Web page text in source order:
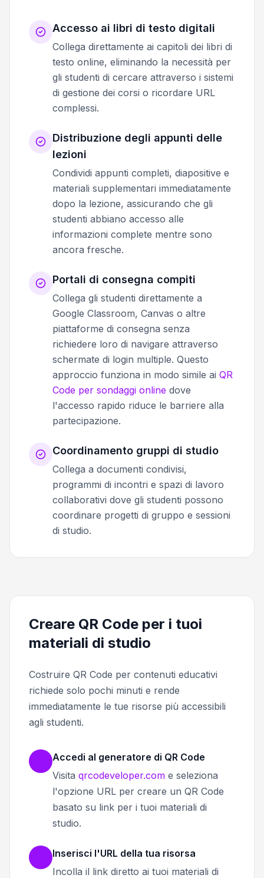
Accesso ai libri di testo digitali
Collega direttamente ai capitoli dei libri di
testo online, eliminando la necessità per
gli studenti di cercare attraverso i sistemi
di gestione dei corsi o ricordare URL
complessi.
Distribuzione degli appunti delle
lezioni
Condividi appunti completi, diapositive e
materiali supplementari immediatamente
dopo la lezione, assicurando che gli
studenti abbiano accesso alle
informazioni complete mentre sono
ancora fresche.
Portali di consegna compiti
Collega gli studenti direttamente a
Google Classroom, Canvas o altre
piattaforme di consegna senza
richiedere loro di navigare attraverso
schermate di login multiple. Questo
approccio funziona in modo simile ai QR
Code per sondaggi online dove
l'accesso rapido riduce le barriere alla
partecipazione.
Coordinamento gruppi di studio
Collega a documenti condivisi,
programmi di incontri e spazi di lavoro
collaborativi dove gli studenti possono
coordinare progetti di gruppo e sessioni
di studio.
Creare QR Code per i tuoi
materiali di studio
Costruire QR Code per contenuti educativi
richiede solo pochi minuti e rende
immediatamente le tue risorse più accessibili
agli studenti.
Accedi al generatore di QR Code
Visita qrcodeveloper.com e seleziona
l'opzione URL per creare un QR Code
basato su link per i tuoi materiali di
studio.
Inserisci l'URL della tua risorsa
Incolla il link diretto ai tuoi materiali di